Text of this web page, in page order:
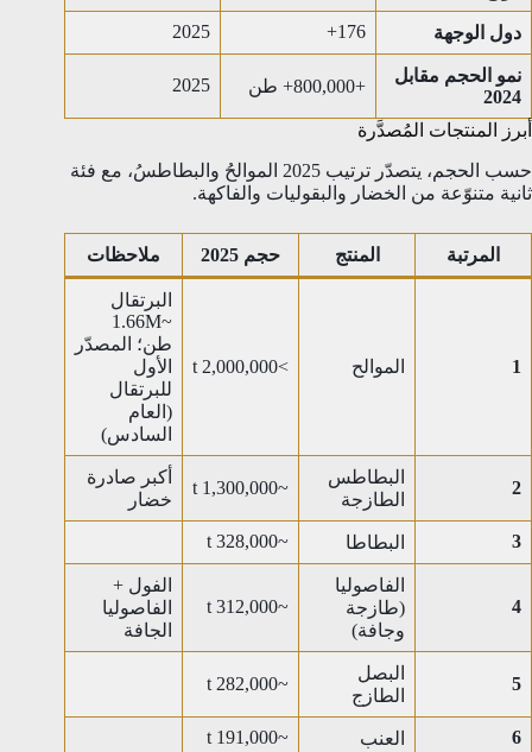
دول الوجهة 176+
2025
نمو الحجم مقابل
2024
+800,000+ طن 2025
أبرز المنتجات المُصدَّرة
حسب الحجم، يتصدّر ترتيب 2025 الموالحُ والبطاطسُ، مع فئة
ثانية متنوّعة من الخضار والبقوليات والفاكهة.
المرتبة المنتج حجم 2025 ملاحظات
1 الموالح >2,000,000 t
البرتقال
~1.66M
طن؛ المصدّر
الأول
للبرتقال
(العام
السادس)
2
البطاطس
الطازجة
~1,300,000 t
أكبر صادرة
خضار
3 البطاطا ~328,000 t
4
الفاصوليا
(طازجة
وجافة)
~312,000 t
الفول +
الفاصوليا
الجافة
5
البصل
الطازج
~282,000 t
6 العنب ~191,000 t